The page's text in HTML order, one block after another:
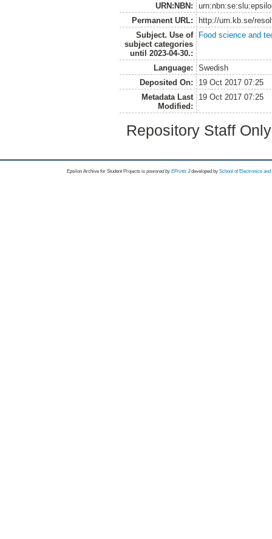
URN:NBN:
Permanent URL:
http://urn.kb.se/
Subject. Use of
subject categories
until 2023-04-30.:
Food science and
Language:
Swedish
Deposited On:
19 Oct 2017 07:25
Metadata Last
Modified:
19 Oct 2017 07:25
Repository Staff
Epsilon Archive for Student Projects is powored byEPrints 3 developed by School of Electronics